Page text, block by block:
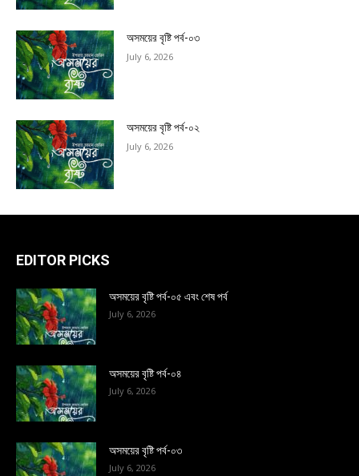
অসময়ের বৃষ্টি পর্ব-০৩
July 6, 2026
অসময়ের বৃষ্টি পর্ব-০২
July 6, 2026
EDITOR PICKS
অসময়ের বৃষ্টি পর্ব-০৫ এবং শেষ পর্ব
July 6, 2026
অসময়ের বৃষ্টি পর্ব-০৪
July 6, 2026
অসময়ের বৃষ্টি পর্ব-০৩
July 6, 2026